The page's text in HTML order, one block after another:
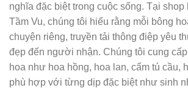
nghĩa đặc biệt trong cuộc sống. Tại
Tầm Vu, chúng tôi hiểu rằng mỗi bông
chuyện riêng, truyền tải thông điệp yêu
đẹp đến người nhận. Chúng tôi cung
hoa như hoa hồng, hoa lan, cẩm tú cầu,
phù hợp với từng dịp đặc biệt như sinh